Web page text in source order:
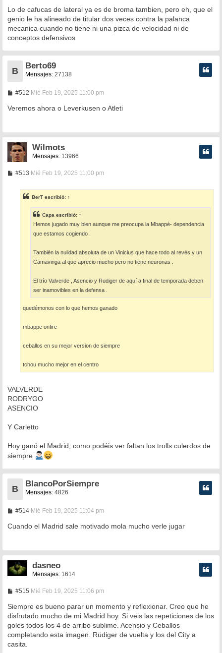
Lo de cafucas de lateral ya es de broma tambien, pero eh, que el
genio le ha alineado de titular dos veces contra la palanca
mecanica cuando no tiene ni una pizca de velocidad ni de
conceptos defensivos
B
Berto69
Mensajes: 27138
#512M
n
s
e
Mié Feb 19, 2025 11:00 pm
Veremos ahora o Leverkusen o Atleti
Wilmots
Mensajes: 13966
#513M
s
a
Mié Feb 19, 2025 11:00 pm
BerT escribió: ↑
Capa escribió: ↑
Hemos jugado muy bien aunque me preocupa la Mbappé- dependencia
que estamos cogiendo .
También la nulidad absoluta de un Vinicius que hace todo al revés y un
Camavinga al que aprecio mucho pero no tiene neuronas .
El trío Valverde , Asencio y Rudiger de aquí a final de temporada deben
ser inamovibles en la defensa .
quedémonos con lo que hemos ganado
mbappe onfire
ceballos en su mejor version de siempre
tchou mucho mejor en el centro
VALVERDE
RODRYGO
ASENCIO
Y Carletto
Hoy ganó el Madrid, como podéis ver faltan los trolls culerdos de
siempre
B
BlancoPorSiempre
Mensajes: 4826
#514M
n
e
Mié Feb 19, 2025 11:04 pm
Cuando el Madrid sale motivado mola mucho verle jugar
dasneo
Mensajes: 1614
#515M
n
a
j
e
Mié Feb 19, 2025 11:06 pm
Siempre es bueno parar un momento y reflexionar. Creo que he
disfrutado mucho de mi Madrid hoy. Si veis las repeticiones de los
goles todos los 4 de arribo sublime. Acensio y Ceballos
completando esta imagen. Rüdiger de vuelta y los del City a
casita.